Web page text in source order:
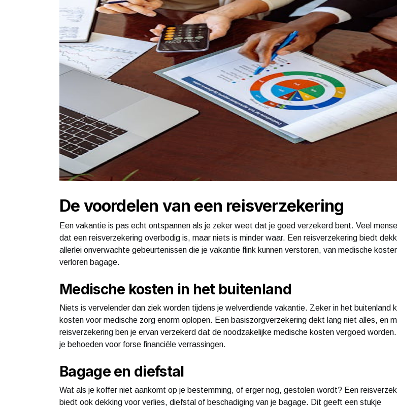
De voordelen van een reisverzekering
Een vakantie is pas echt ontspannen als je zeker weet dat je goed verzekerd bent. Veel
dat een reisverzekering overbodig is, maar niets is minder waar. Een reisverzekering biedt
allerlei onverwachte gebeurtenissen die je vakantie flink kunnen verstoren, van medische
verloren bagage.
Medische kosten in het buitenland
Niets is vervelender dan ziek worden tijdens je welverdiende vakantie. Zeker in het buitenland
kosten voor medische zorg enorm oplopen. Een basiszorgverzekering dekt lang niet alles, en
reisverzekering ben je ervan verzekerd dat de noodzakelijke medische kosten vergoed
je behoeden voor forse financiële verrassingen.
Bagage en diefstal
Wat als je koffer niet aankomt op je bestemming, of erger nog, gestolen wordt? Een
biedt ook dekking voor verlies, diefstal of beschadiging van je bagage. Dit geeft een stukje